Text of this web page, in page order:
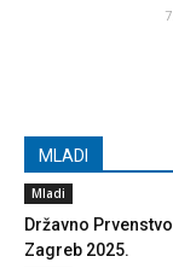
MLADI
Mladi
Državno
Zagreb 2025.